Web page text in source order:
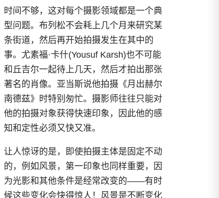
时间不够，这对每个摄影领域都是一个典
型问题。布列松不会耗上几个月来研究某
条街道，然后再开始拍摄发生在其中的
事。尤素福·卡什(Yousuf Karsh)也不可能
和丘吉尔一起待上几天，然后才拍出那张
著名的肖像。亚当斯说他拍摄《月出赫尔
南德兹》时特别匆忙。摄影师往往只能对
他的拍摄对象获得快速印象，因此他的感
知和定性必须又快又准。
让人惊讶的是，即使拍摄主体是固定不动
的，例如风景，第一印象也同样重要，因
为光影和其他条件是经常改变的——有时
候这些变化会快得惊人！风景是不断变化